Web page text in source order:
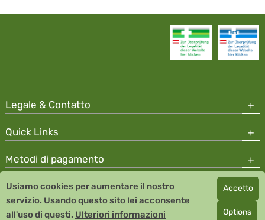
Legale & Contatto
Quick Links
Metodi di pagamento
Copyright © 2026 Team Santé Salvator Apotheke
Remedia Homeopathy GmbH GMP certified pharmaceutical
manufacturer
Usiamo cookies per aumentare il nostro
servizio. Usando questo sito lei acconsente
all'uso di questi. Ulteriori informazioni
Accetto
Options